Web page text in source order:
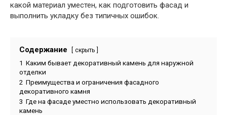
какой материал уместен, как подготовить фасад и
выполнить укладку без типичных ошибок.
Содержание скрыть
1 Каким бывает декоративный камень для наружной
отделки
2 Преимущества и ограничения фасадного
декоративного камня
3 Где на фасаде уместно использовать декоративный
камень